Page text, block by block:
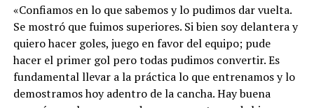
«Confiamos en lo que sabemos y lo pudimos dar vuelta.
Se mostró que fuimos superiores. Si bien soy delantera y
quiero hacer goles, juego en favor del equipo; pude
hacer el primer gol pero todas pudimos convertir. Es
fundamental llevar a la práctica lo que entrenamos y lo
demostramos hoy adentro de la cancha. Hay buena